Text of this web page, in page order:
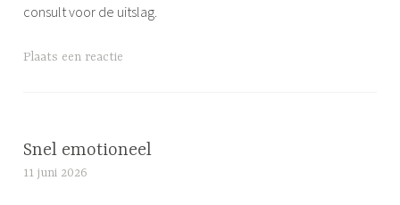
consult voor de uitslag.
G
g
g
Plaats een reactie
Snel emotioneel
11 juni 2026